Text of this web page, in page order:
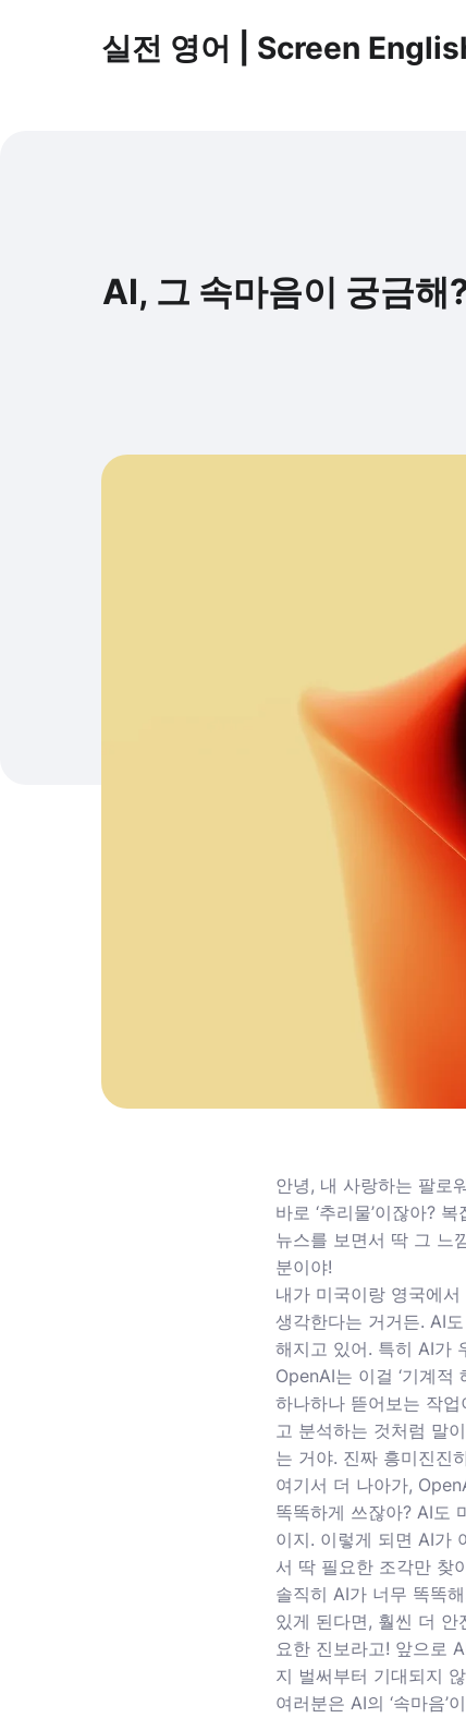
실전 영어 | Screen
AI, 그 속마음이 궁금
안녕, 내 사랑하는 팔로
바로 ‘추리물’이잖아?
뉴스를 보면서 딱 그 느
분이야!
내가 미국이랑 영국에
생각한다는 거거든. AI
해지고 있어. 특히 AI가
OpenAI는 이걸 ‘기계
하나하나 뜯어보는 작
고 분석하는 것처럼 말
는 거야. 진짜 흥미진진
여기서 더 나아가,
똑똑하게 쓰잖아? AI도
이지. 이렇게 되면 AI가
서 딱 필요한 조각만 찾
솔직히 AI가 너무 똑똑
있게 된다면, 훨씬 더
요한 진보라고! 앞으로
지 벌써부터 기대되지
여러분은 AI의 ‘속마음